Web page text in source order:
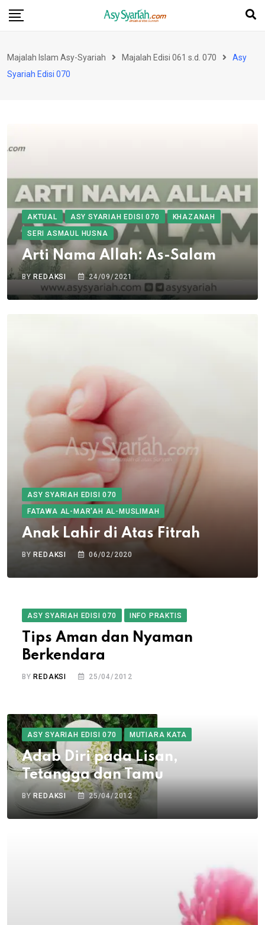
Skip
Majalah Islam Asy-Syariah Majalah Edisi 061 s.d. 070
Asy
Syariah Edisi 070
AKTUAL ASY SYARIAH EDISI 070
KHAZANAH
SERI ASMAUL HUSNA
Arti Nama Allah: As-Salam
BY REDAKSI 24/09/2021
ASY SYARIAH EDISI 070
FATAWA AL-MAR'AH AL-MUSLIMAH
Anak Lahir di Atas Fitrah
BY REDAKSI 06/02/2020
ASY SYARIAH EDISI 070 INFO PRAKTIS
Tips Aman dan Nyaman
Berkendara
BY REDAKSI 25/04/2012
ASY SYARIAH EDISI 070 MUTIARA KATA
Adab Diri pada Lisan,
Tetangga dan Tamu
BY REDAKSI 25/04/2012